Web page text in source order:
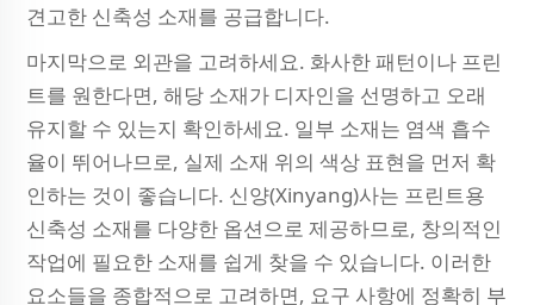
견고한 신축성 소재를 공급합니다.
마지막으로 외관을 고려하세요. 화사한 패턴이나 프린
트를 원한다면, 해당 소재가 디자인을 선명하고 오래
유지할 수 있는지 확인하세요. 일부 소재는 염색 흡수
율이 뛰어나므로, 실제 소재 위의 색상 표현을 먼저 확
인하는 것이 좋습니다. 신양(Xinyang)사는 프린트용
신축성 소재를 다양한 옵션으로 제공하므로, 창의적인
작업에 필요한 소재를 쉽게 찾을 수 있습니다. 이러한
요소들을 종합적으로 고려하면, 요구 사항에 정확히 부